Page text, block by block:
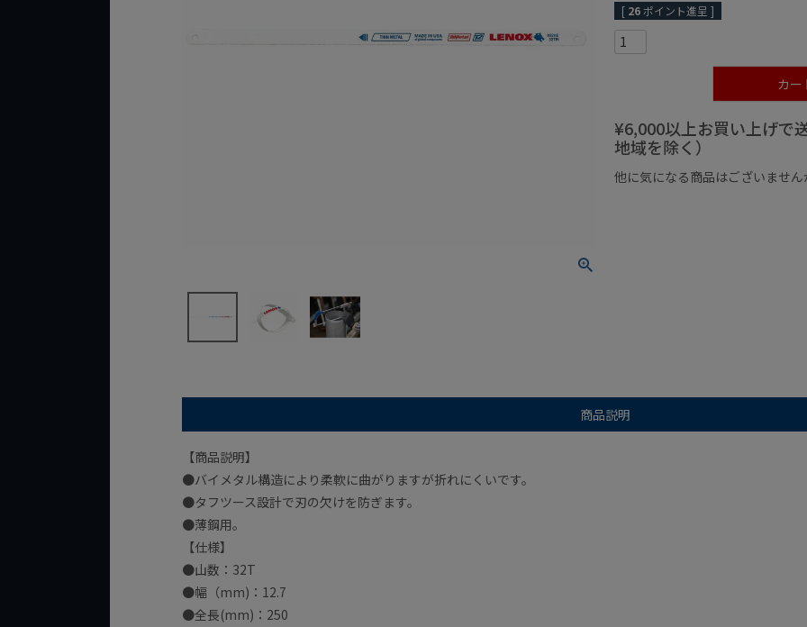
[ 26ポイント進呈 ]
カー
¥6,000以上お買い上げで
地域を除く）
他に気になる商品はございません
商品説明
【商品説明】
●バイメタル構造により柔軟に曲がりますが折れにくいです。
●タフツース設計で刃の欠けを防ぎます。
●薄鋼用。
【仕様】
●山数：32T
●幅（mm)：12.7
●全長(mm)：250